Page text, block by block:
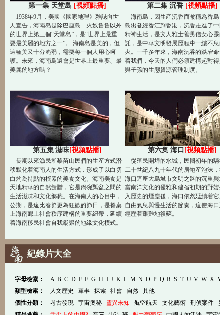
第一集 天堂島 [視頻點播]
1938年9月，美國《國家地理》雜誌向世
人宣告，海南島是除巴厘島、火奴魯魯以外
的世界上第三個“天堂島”，是“世界上最重
要最美麗的地方之一”。 海南島是美的，但
這種美又十分脆弱，需要每一個人用心呵
護。未來，海南島還會是世界上最重要、最
美麗的地方嗎？
第二集 沉香 [視頻點播]
海南島，因生産沉香而被稱為香島
島出發經香江到香港，沉香走進了
精神生活，是文人雅士善男信女心
託，是中華文明發展歷程中一縷不
火。一千多年來，海南沉香的跌宕
着我們，今天的人們必須建構起對
與子孫的生態資源管理制度。
第五集 滋味[視頻點播]
長期以來漁民和黎苗山民們的生産方式潛
移默化着海南人的生活方式，形成了以白切
白灼為特點的樸素的美食文化。海南美食是
天地精華的自然饋贈，它是鍋碗瓢盆之間的
生活滋味和文化鄉愁。在海南人的心目中，
公期，是遠比春節更為狂歡的節日，是餐桌
上海南鄉土社會秩序建構的重要紐帶，延續
着海南移民社會自我凝聚的地緣文化模式。
第六集 海口 [視頻點播]
從殖民開埠的水城，民國初年的騎
二十世紀八九十年代的房地産泡沫
海口這座大島城市文明之路的沉重
當南洋文化的優雅和建省初期的野
入歷史的煙塵後，海口依然延續着
自由氣息與慢生活的節奏，這使海
經歷着艱難地復蘇。
紀錄片大全
字母檢索： A B C D E F G H I J K L M N O P Q R S T U V W X
類型檢索：
人文歷史 軍事 探索 社會 自然
其他
個性分類：
考古發現 宇宙奧秘 靈異未知 航空航天 文化藝術 刑偵案件